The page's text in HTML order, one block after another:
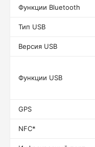
Функции Bluetooth
Тип USB
Версия USB
Функции USB
GPS
NFC*